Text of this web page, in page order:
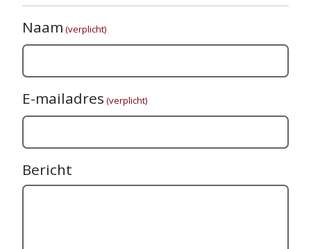
Naam (verplicht)
E-mailadres (verplicht)
Bericht